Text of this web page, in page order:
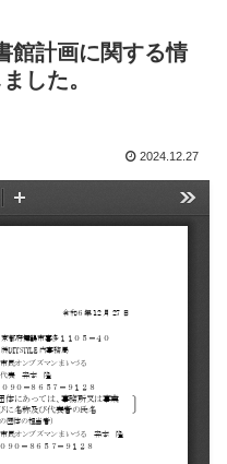
館計画に関する情
した。
2024.12.27